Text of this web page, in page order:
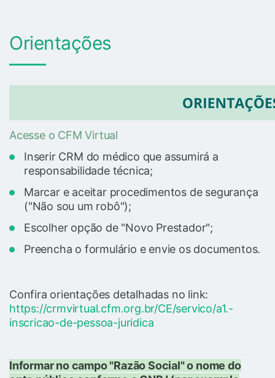
Orientações
Acesse o CFM Virtual
Inserir CRM do médico que assumirá a
responsabilidade técnica;
Marcar e aceitar procedimentos de segurança
("Não sou um robô");
Escolher opção de "Novo Prestador";
Preencha o formulário e envie os documentos.
Confira orientações detalhadas no link:
https://crmvirtual.cfm.org.br/CE/servico/a1.-
inscricao-de-pessoa-juridica
Informar no campo "Razão Social" o nome do